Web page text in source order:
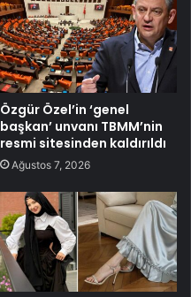
Özgür Özel’in ‘genel
başkan’ unvanı TBMM’nin
resmi sitesinden kaldırıldı
Ağustos 7, 2026